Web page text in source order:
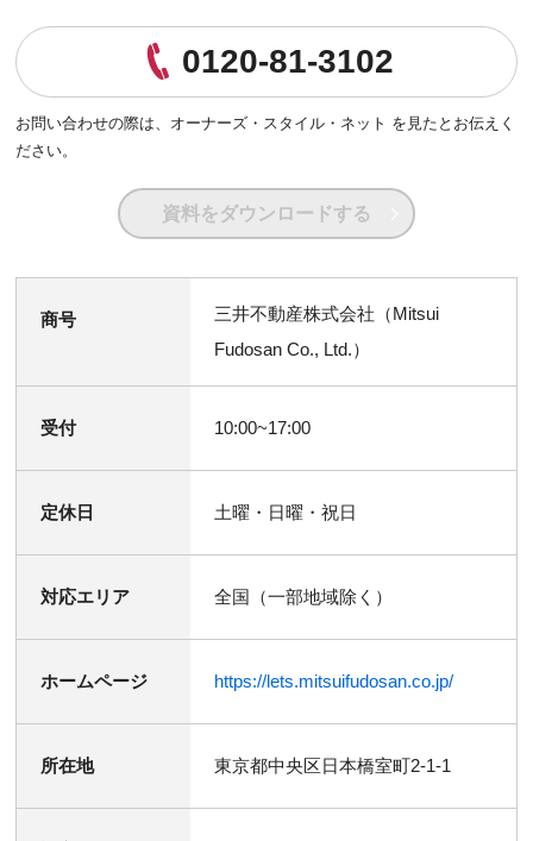
0120-81-3102
お問い合わせの際は、 オーナーズ・スタイル・ネット を見たとお伝えく
ださい。
資料をダウンロードする
商号
三井不動産株式会社（Mitsui
Fudosan Co., Ltd.）
受付 10:00~17:00
定休日 土曜・日曜・祝日
対応エリア 全国（一部地域除く）
ホームページ https://lets.mitsuifudosan.co.jp/
所在地 東京都中央区日本橋室町2-1-1